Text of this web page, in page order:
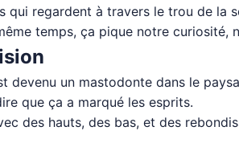
qui regardent à travers le trou de la
temps, ça pique notre curiosité,
devenu un mastodonte dans le
que ça a marqué les esprits.
des hauts, des bas, et des